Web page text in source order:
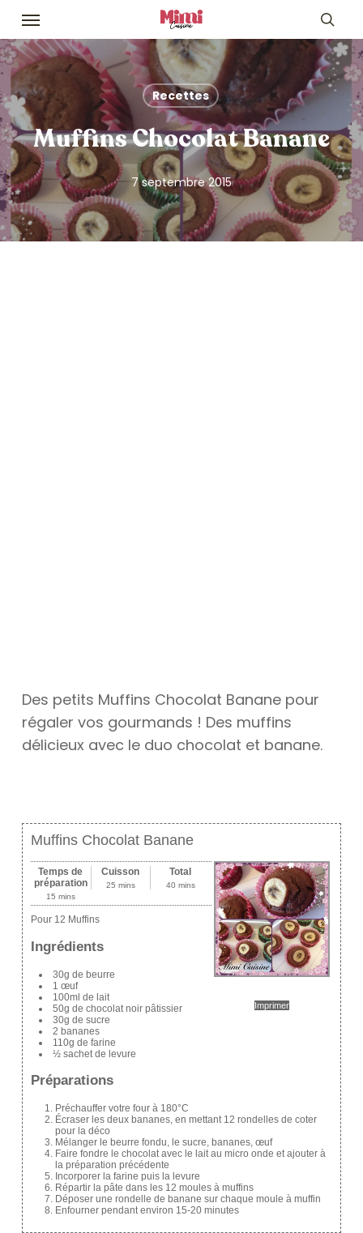
Skip
main
content
Menu
Recettes
Muffins Chocolat Banane
7 septembre 2015
Des petits Muffins Chocolat Banane pour
régaler vos gourmands ! Des muffins
délicieux avec le duo chocolat et banane.
Muffins Chocolat Banane
Imprimer
Temps de
préparation
15 mins
Cuisson
25 mins
Total
40 mins
Pour 12 Muffins
Ingrédients
30g de beurre
1 œuf
100ml de lait
50g de chocolat noir pâtissier
30g de sucre
2 bananes
110g de farine
½ sachet de levure
Préparations
Préchauffer votre four à 180°C
Écraser les deux bananes, en mettant 12 rondelles de coter
pour la déco
Mélanger le beurre fondu, le sucre, bananes, œuf
Faire fondre le chocolat avec le lait au micro onde et ajouter à
la préparation précédente
Incorporer la farine puis la levure
Répartir la pâte dans les 12 moules à muffins
Déposer une rondelle de banane sur chaque moule à muffin
Enfourner pendant environ 15-20 minutes